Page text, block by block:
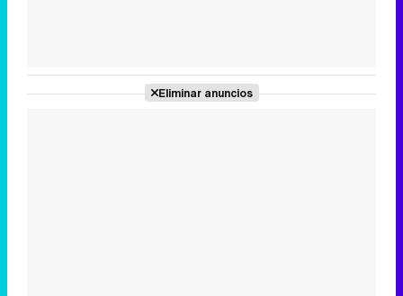
Eliminar anuncios